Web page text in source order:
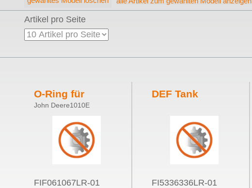
Artikel pro Seite
O-Ring für
Hydrostatfilter
John Deere1010E
FIF061067LR-01
DEF Tank
FI5336336LR-01